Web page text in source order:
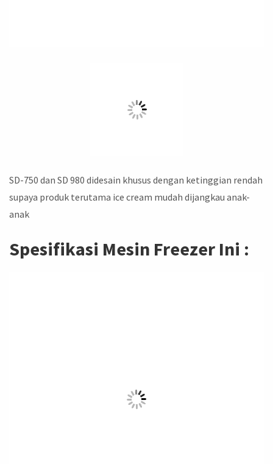
SD-750 dan SD 980 didesain khusus dengan ketinggian rendah
supaya produk terutama ice cream mudah dijangkau anak-
anak
Spesifikasi Mesin Freezer Ini :